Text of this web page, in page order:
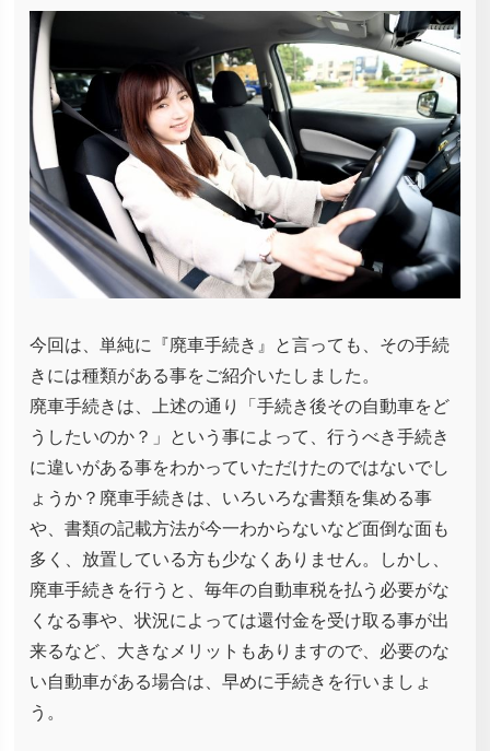
今回は、単純に『廃車手続き』と言っても、その手続
きには種類がある事をご紹介いたしました。
廃車手続きは、上述の通り「手続き後その自動車をど
うしたいのか？」という事によって、行うべき手続き
に違いがある事をわかっていただけたのではないでし
ょうか？廃車手続きは、いろいろな書類を集める事
や、書類の記載方法が今一わからないなど面倒な面も
多く、放置している方も少なくありません。しかし、
廃車手続きを行うと、毎年の自動車税を払う必要がな
くなる事や、状況によっては還付金を受け取る事が出
来るなど、大きなメリットもありますので、必要のな
い自動車がある場合は、早めに手続きを行いましょ
う。